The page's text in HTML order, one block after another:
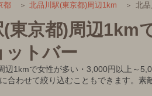
都 北品川駅(東京都)周辺1km 北
東京都)周辺1km
ットバー
辺1kmで女性が多い・3,000円以上～
合わせて絞り込むこともできます。素